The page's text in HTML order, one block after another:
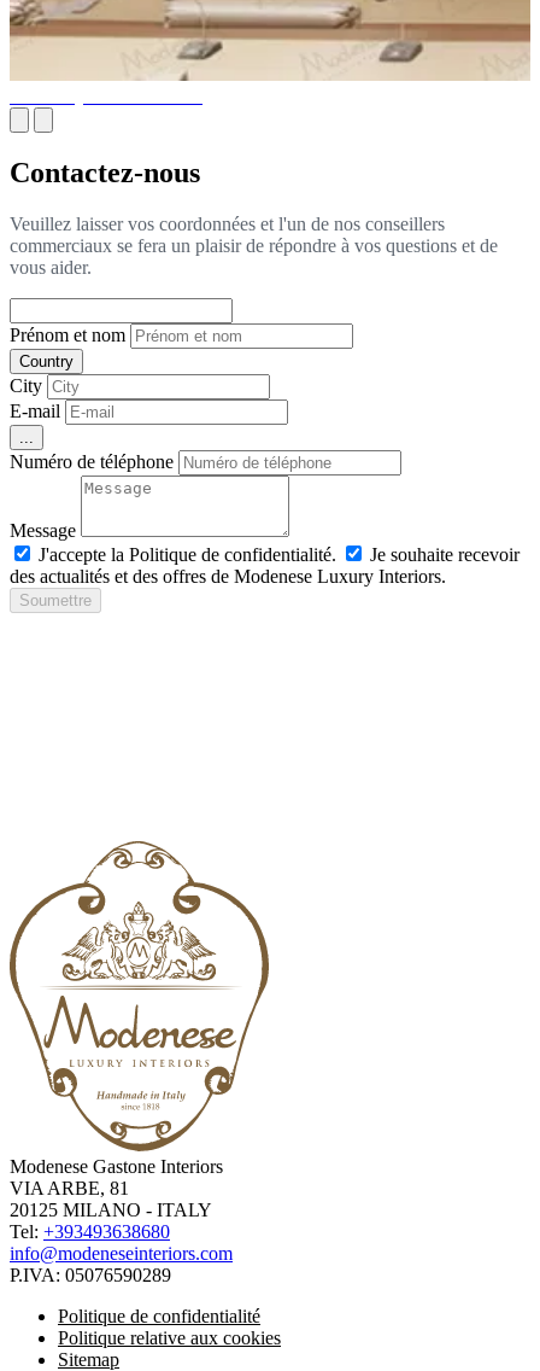
Contactez-nous
Veuillez laisser vos coordonnées et l'un de nos conseillers
commerciaux se fera un plaisir de répondre à vos questions et de
vous aider.
Prénom et nom
Country
City
E-mail
Numéro de téléphone
Message
J'accepte la Politique de confidentialité.
Je souhaite recevoir
des actualités et des offres de Modenese Luxury Interiors.
Soumettre
Modenese Gastone Interiors
VIA ARBE, 81
20125 MILANO - ITALY
Tel: +393493638680
info@modeneseinteriors.com
P.IVA: 05076590289
Politique de confidentialité
Politique relative aux cookies
Sitemap